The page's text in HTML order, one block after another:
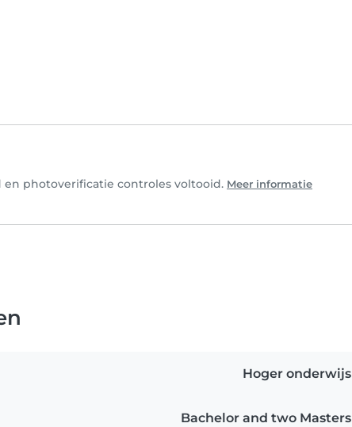
photoverificatie controles voltooid. Meer informatie
Hoger onderwijs
Bachelor and two Masters